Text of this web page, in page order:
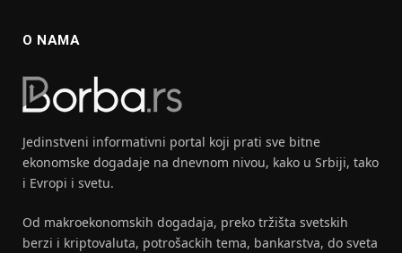
O NAMA
Jedinstveni informativni portal koji prati sve bitne
ekonomske dogadaje na dnevnom nivou, kako u Srbiji, tako
i Evropi i svetu.
Od makroekonomskih dogadaja, preko tržišta svetskih
berzi i kriptovaluta, potrošackih tema, bankarstva, do sveta